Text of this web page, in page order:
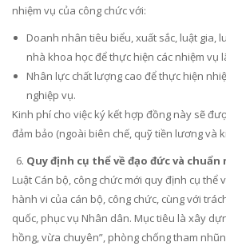
nhiệm vụ của công chức với:
Doanh nhân tiêu biểu, xuất sắc, luật gia,
nhà khoa học để thực hiện các nhiệm vụ
Nhân lực chất lượng cao để thực hiện
nghiệp vụ.
Kinh phí cho việc ký kết hợp đồng này sẽ
đảm bảo (ngoài biên chế, quỹ tiền lương và
Quy định cụ thể về đạo đức và chuẩn
Luật Cán bộ, công chức mới quy định cụ thể
hành vi của cán bộ, công chức, cùng với
quốc, phục vụ Nhân dân. Mục tiêu là xây
hồng, vừa chuyên”, phòng chống tham